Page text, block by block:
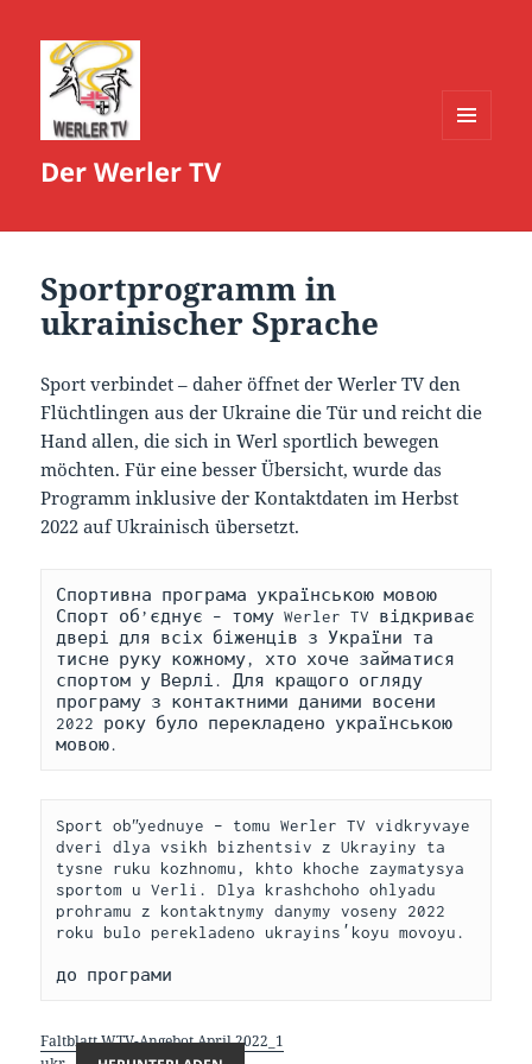
Der Werler TV
Sportprogramm in
ukrainischer Sprache
Sport verbindet – daher öffnet der Werler TV den
Flüchtlingen aus der Ukraine die Tür und reicht die
Hand allen, die sich in Werl sportlich bewegen
möchten. Für eine besser Übersicht, wurde das
Programm inklusive der Kontaktdaten im Herbst
2022 auf Ukrainisch übersetzt.
Спортивна програма українською мовою
Спорт об’єднує – тому Werler TV відкриває
двері для всіх біженців з України та
тисне руку кожному, хто хоче займатися
спортом у Верлі. Для кращого огляду
програму з контактними даними восени
2022 року було перекладено українською
мовою.
Sport obʺyednuye – tomu Werler TV vidkryvaye
dveri dlya vsikh bizhentsiv z Ukrayiny ta
tysne ruku kozhnomu, khto khoche zaymatysya
sportom u Verli. Dlya krashchoho ohlyadu
prohramu z kontaktnymy danymy voseny 2022
roku bulo perekladeno ukrayinsʹkoyu movoyu.
до програми
Faltblatt WTV-Angebot April 2022_1